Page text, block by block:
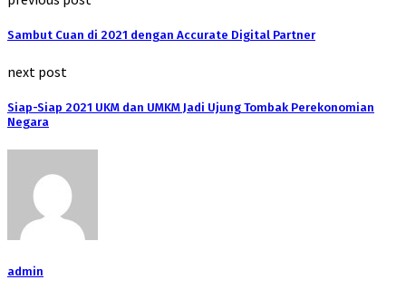
Sambut Cuan di 2021 dengan Accurate Digital Partner
next post
Siap-Siap 2021 UKM dan UMKM Jadi Ujung Tombak Perekonomian
Negara
admin